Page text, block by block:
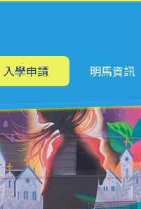
入學申請 明馬資訊